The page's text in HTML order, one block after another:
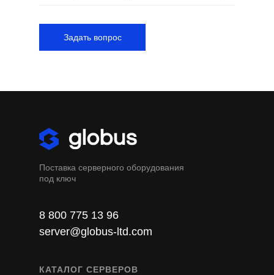
Задать вопрос
Поставка серверного оборудования
под ключ
8 800 775 13 96
server@globus-ltd.com
КАТАЛОГ СЕРВЕРОВ